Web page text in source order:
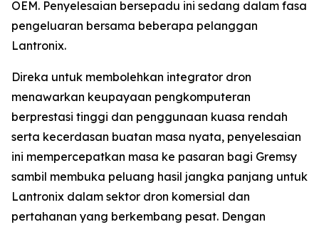
OEM. Penyelesaian bersepadu ini sedang dalam fasa
pengeluaran bersama beberapa pelanggan
Lantronix.
Direka untuk membolehkan integrator dron
menawarkan keupayaan pengkomputeran
berprestasi tinggi dan penggunaan kuasa rendah
serta kecerdasan buatan masa nyata, penyelesaian
ini mempercepatkan masa ke pasaran bagi Gremsy
sambil membuka peluang hasil jangka panjang untuk
Lantronix dalam sektor dron komersial dan
pertahanan yang berkembang pesat. Dengan